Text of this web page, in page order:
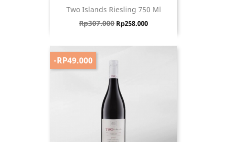
Two Islands Riesling 750 Ml
Harga biasa
Rp307.000 Harga
Rp258.000
-RP49.000